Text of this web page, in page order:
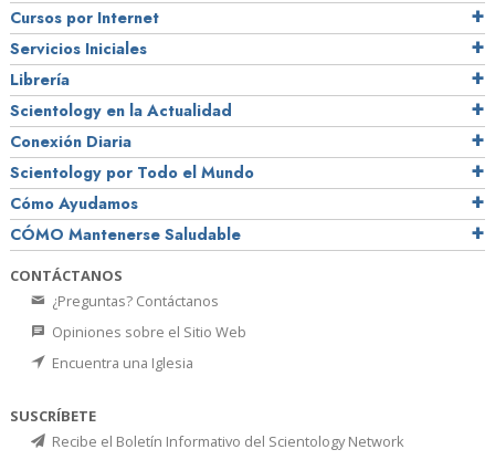
Cursos por Internet
Servicios Iniciales
Librería
Scientology en la Actualidad
Conexión Diaria
Scientology por Todo el Mundo
Cómo Ayudamos
CÓMO Mantenerse Saludable
CONTÁCTANOS
¿Preguntas? Contáctanos
Opiniones sobre el Sitio Web
Encuentra una Iglesia
SUSCRÍBETE
Recibe el Boletín Informativo del Scientology Network